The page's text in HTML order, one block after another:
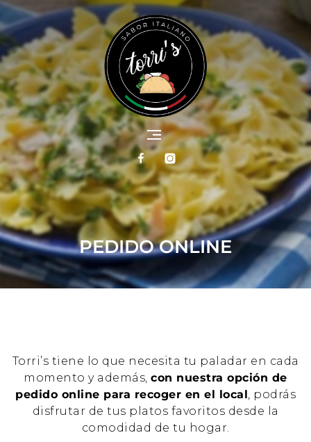
PEDIDO ONLINE
Torri’s tiene lo que necesita tu paladar en cada
momento y además,con nuestra opción de
pedido online para recoger en el local , podrás
disfrutar de tus platos favoritos desde la
comodidad de tu hogar.